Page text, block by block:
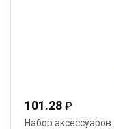
101.28 ₽
Набор